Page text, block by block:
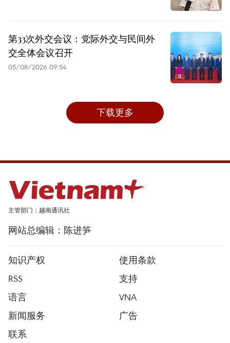
第33次外交会议：党际外交与民间外
交全体会议召开
05/08/2026 09:54
下载更多
主管部门：越南通讯社
网站总编辑：陈进笋
知识产权
使用条款
RSS
支持
语言
VNA
新闻服务
广告
联系